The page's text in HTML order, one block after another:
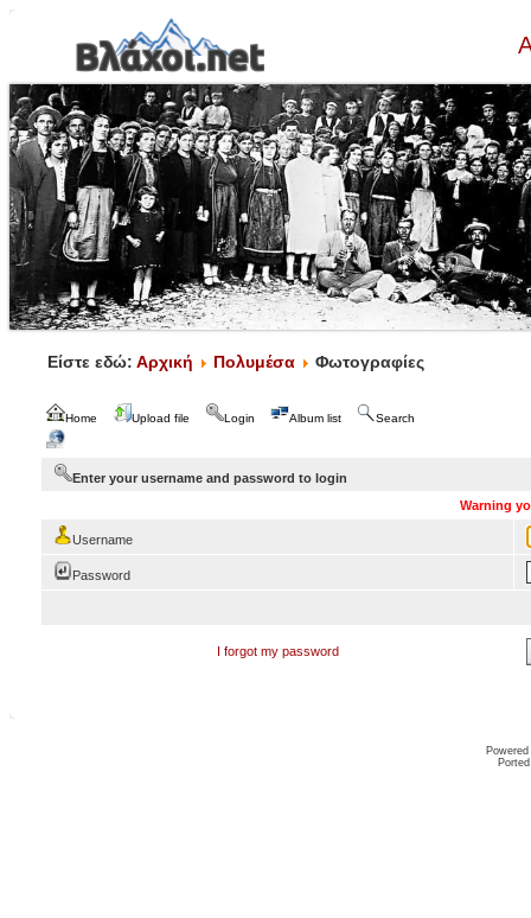
Είστε εδώ: Αρχική Πολυμέσα Φωτογραφίες
Home Upload file Login Album list Search
Enter your username and password to login
Warning
Username
Password
I forgot my password